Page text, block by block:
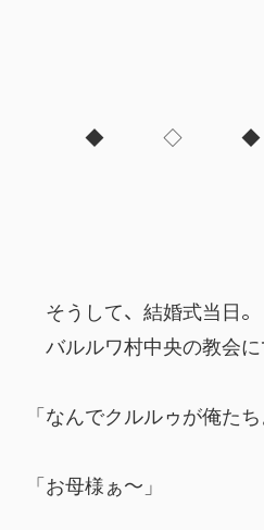
◆　　　◇　　　◆
そうして、結婚式当日。
バルルワ村中央の教会に
「なんでクルルゥが俺た
「お母様ぁ～」